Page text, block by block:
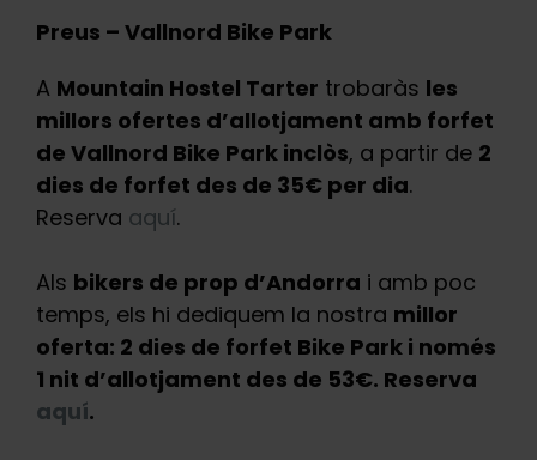
Preus – Vallnord Bike Park
A Mountain Hostel Tarter trobaràs les
millors ofertes d’allotjament amb forfet
de Vallnord Bike Park inclòs, a partir de 2
dies de forfet des de 35€ per dia.
Reserva aquí.
Als bikers de prop d’Andorra i amb poc
temps, els hi dediquem la nostra millor
oferta: 2 dies de forfet Bike Park i només
1 nit d’allotjament des de 53€. Reserva
aquí.